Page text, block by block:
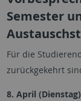
Semester
Für die
zurückgekehrt
8. April